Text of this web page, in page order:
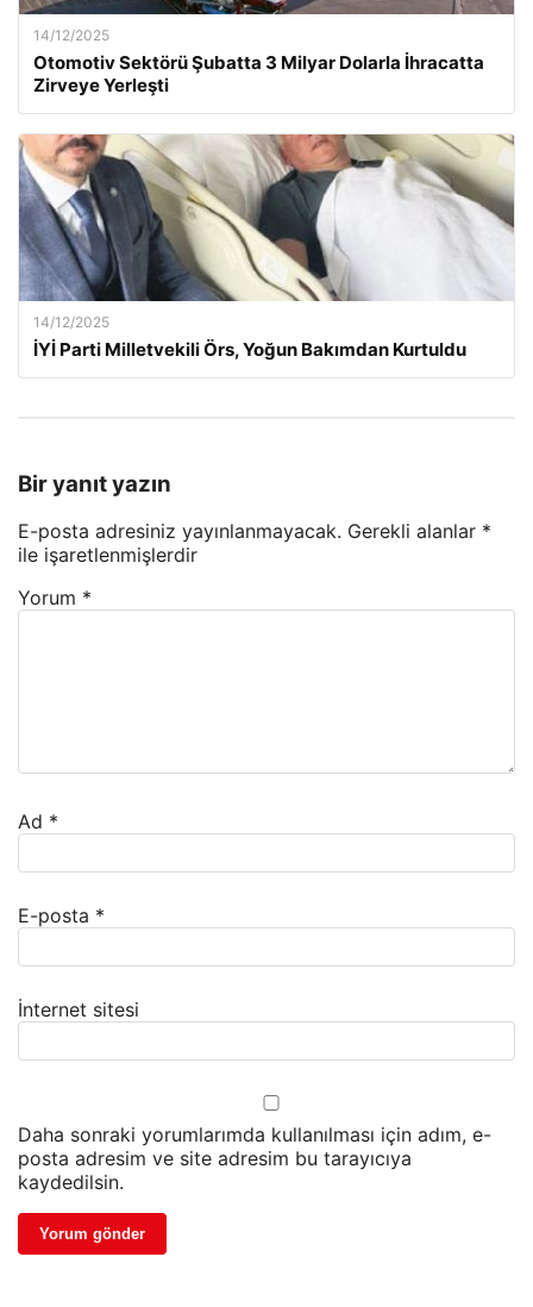
14/12/2025
Otomotiv Sektörü Şubatta 3 Milyar Dolarla İhracatta
Zirveye Yerleşti
14/12/2025
İYİ Parti Milletvekili Örs, Yoğun Bakımdan Kurtuldu
Bir yanıt yazın
E-posta adresiniz yayınlanmayacak. Gerekli alanlar *
ile işaretlenmişlerdir
Yorum *
Ad *
E-posta *
İnternet sitesi
Daha sonraki yorumlarımda kullanılması için adım, e-
posta adresim ve site adresim bu tarayıcıya
kaydedilsin.